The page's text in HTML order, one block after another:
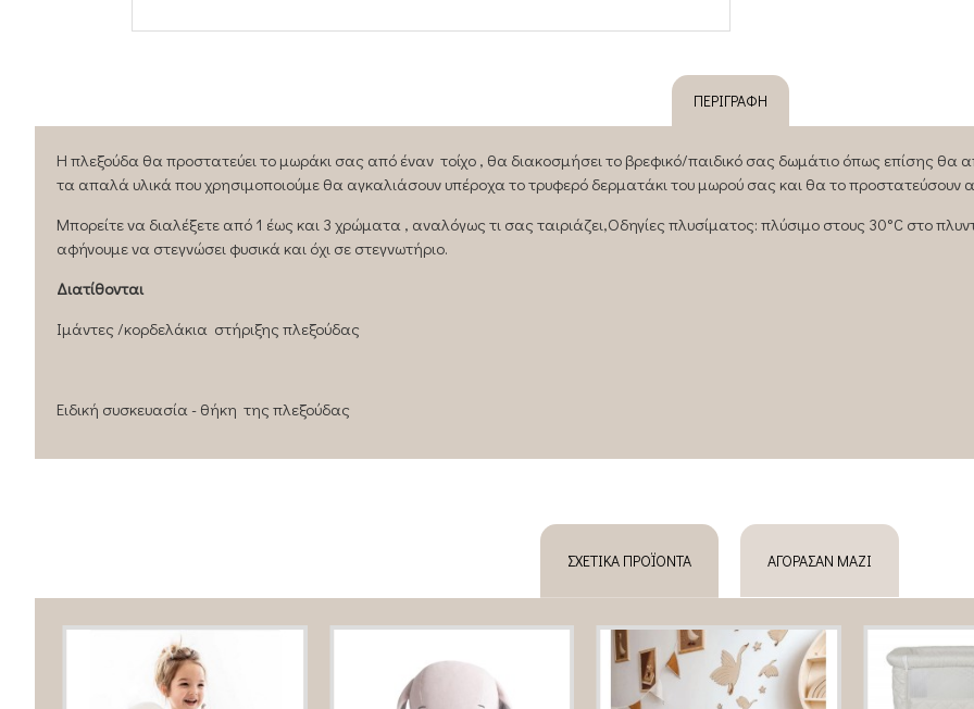
ΠΕΡΙΓΡΑΦΉ
Η πλεξούδα θα προστατεύει το μωράκι σας από έναν τοίχο , θα διακοσμήσει το βρεφικό/παιδικό σας δωμάτιο όπως επίσης θα
τα απαλά υλικά που χρησιμοποιούμε θα αγκαλιάσουν υπέροχα το τρυφερό δερματάκι του μωρού σας και θα το προστατεύσουν
Μπορείτε να διαλέξετε από 1 έως και 3 χρώματα , αναλόγως τι σας ταιριάζει,Oδηγίες πλυσίματος: πλύσιμο στους 30°C στο
αφήνουμε να στεγνώσει φυσικά και όχι σε στεγνωτήριο.
Διατίθoνται
Ιμάντες /κορδελάκια στήριξης πλεξούδας
Ειδική συσκευασία - θήκη της πλεξούδας
ΣΧΕΤΙΚΆ ΠΡΟΪΌΝΤΑ ΑΓΌΡΑΣΑΝ ΜΑΖΊ